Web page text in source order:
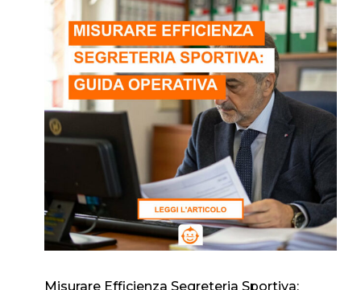
Misurare Efficienza Segreteria Sportiva: